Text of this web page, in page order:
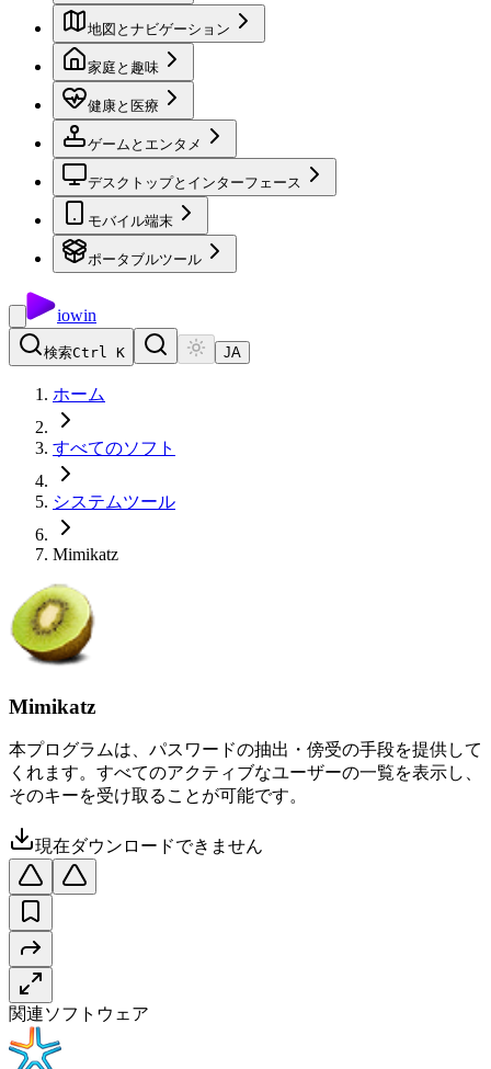
地図とナビゲーション
家庭と趣味
健康と医療
ゲームとエンタメ
デスクトップとインターフェース
モバイル端末
ポータブルツール
iowin
検索Ctrl K JA
ホーム
すべてのソフト
システムツール
Mimikatz
Mimikatz
本プログラムは、パスワードの抽出・傍受の手段を提供して
くれます。すべてのアクティブなユーザーの一覧を表示し、
そのキーを受け取ることが可能です。
現在ダウンロードできません
関連ソフトウェア